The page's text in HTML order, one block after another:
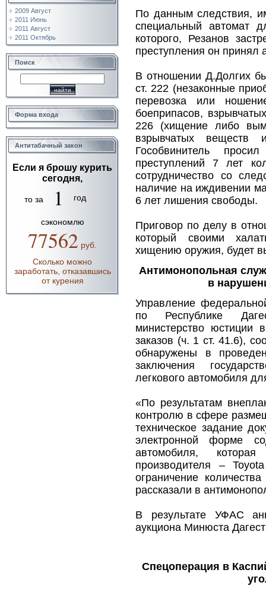
2009 Август
2011 Июнь
2011 Август
2011 Октябрь
Поиск
Форма входа
Антитабачный закон
Если я брошу курить
сегодня,
то за 1 год
сэкономлю
77562 руб.
Сколько можно
заработать, отказавшись
от курения
По данным следствия,
специальный автомат
которого, Резанов
преступления он принял
В отношении Д.Долгих
ст. 222 (незаконные
перевозка или
боеприпасов,
226 (хищение либо
взрывчатых
Гособвинитель
преступлений 7 лет
сотрудничество со
наличие на иждивении
6 лет лишения свободы.
Приговор по делу в
который своими
хищению оружия, будет
Антимонопольная
в
Управление
по Республике
министерство юстиции
заказов (ч. 1 ст. 41.6),
обнаружены в
заключения
легкового автомобиля
«По результатам
контролю в сфере
техническое задание
электронной форме
автомобиля,
производителя –
ограничение
рассказали в
В результате УФАС
аукциона Минюста
Спецоперация в